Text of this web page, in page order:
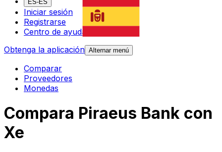
ES-ES
Iniciar sesión
Registrarse
Centro de ayuda
Obtenga la aplicación Alternar menú
Comparar
Proveedores
Monedas
Compara Piraeus Bank con
Xe